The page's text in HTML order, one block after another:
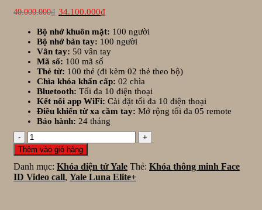
40.000.000₫
Giá
gốc
là:
40.000.000₫.
34.100.000₫Giá
hiện
tại
là:
34.100.000₫.
Bộ nhớ khuôn mặt: 100 người
Bộ nhớ bàn tay: 100 người
Vân tay: 50 vân tay
Mã số: 100 mã số
Thẻ từ: 100 thẻ (đi kèm 02 thẻ theo bộ)
Chìa khóa khẩn cấp: 02 chìa
Bluetooth: Tối đa 10 điện thoại
Kết nối app WiFi: Cài đặt tối đa 10 điện thoại
Điều khiển từ xa cầm tay: Mở rộng tối đa 05 remote
Bảo hành: 24 tháng
Khóa
thông
minh
Face
ID
Thêm vào giỏ hàng
Danh mục: Khóa điện tử Yale Thẻ: Khóa thông minh Face
ID Video call, Yale Luna Elite+